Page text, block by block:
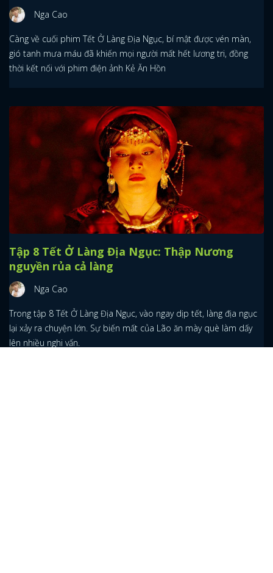
Nga Cao
Càng về cuối phim Tết Ở Làng Địa Ngục, bí mật được vén màn,
gió tanh mưa máu đã khiến mọi người mất hết lương tri, đồng
thời kết nối với phim điện ảnh Kẻ Ăn Hồn
Tập 8 Tết Ở Làng Địa Ngục: Thập Nương
nguyền rủa cả làng
Nga Cao
Trong tập 8 Tết Ở Làng Địa Ngục, vào ngay dịp tết, làng địa ngục
lại xảy ra chuyện lớn. Sự biến mất của Lão ăn mày què làm dấy
lên nhiều nghi vấn.